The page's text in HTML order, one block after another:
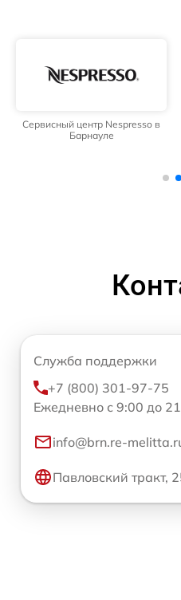
Сервисный центр Nespresso в
Барнауле
Служба поддержки
+7 (800) 301-97-75
Ежедневно с 9:00 до
info@brn.re-
Павловский тракт,